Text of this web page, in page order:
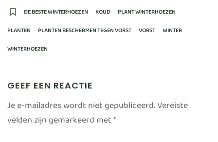
DE BESTE WINTERHOEZEN KOUD PLANT WINTERHOEZEN
PLANTEN
PLANTEN BESCHERMEN TEGEN VORST VORST WINTER
WINTERHOEZEN
GEEF EEN REACTIE
Je e-mailadres wordt niet gepubliceerd.Vereiste
velden zijn gemarkeerd met*